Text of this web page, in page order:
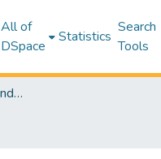
All of
DSpace
Statistics
Search
Tools
03 Faculty of Business and Economics